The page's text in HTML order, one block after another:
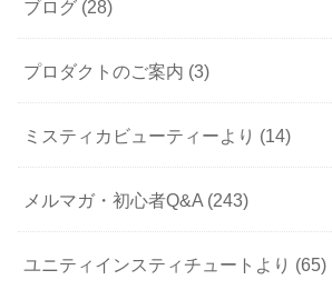
ブログ (28)
プロダクトのご案内 (3)
ミスティカビューティーより (14)
メルマガ・初心者Q&A (243)
ユニティインスティチュートより (65)